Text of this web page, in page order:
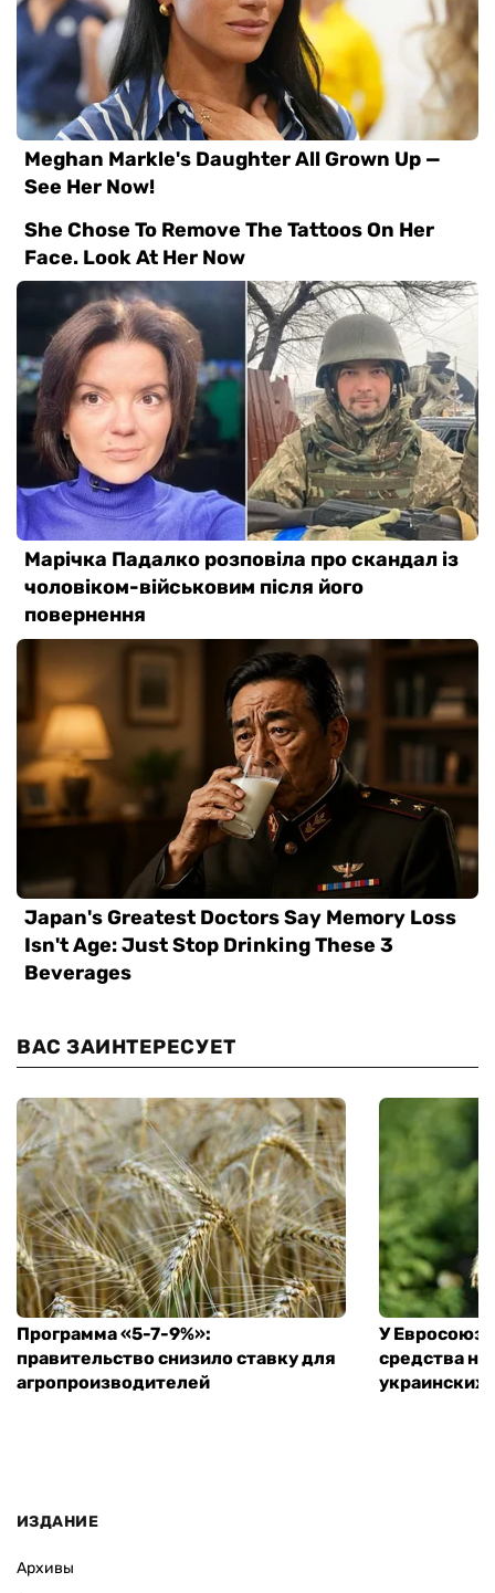
ВАС ЗАИНТЕРЕСУЕТ
Программа «5-7-9%»:
правительство снизило ставку для
агропроизводителей
У
средства
ИЗДАНИЕ
Архивы